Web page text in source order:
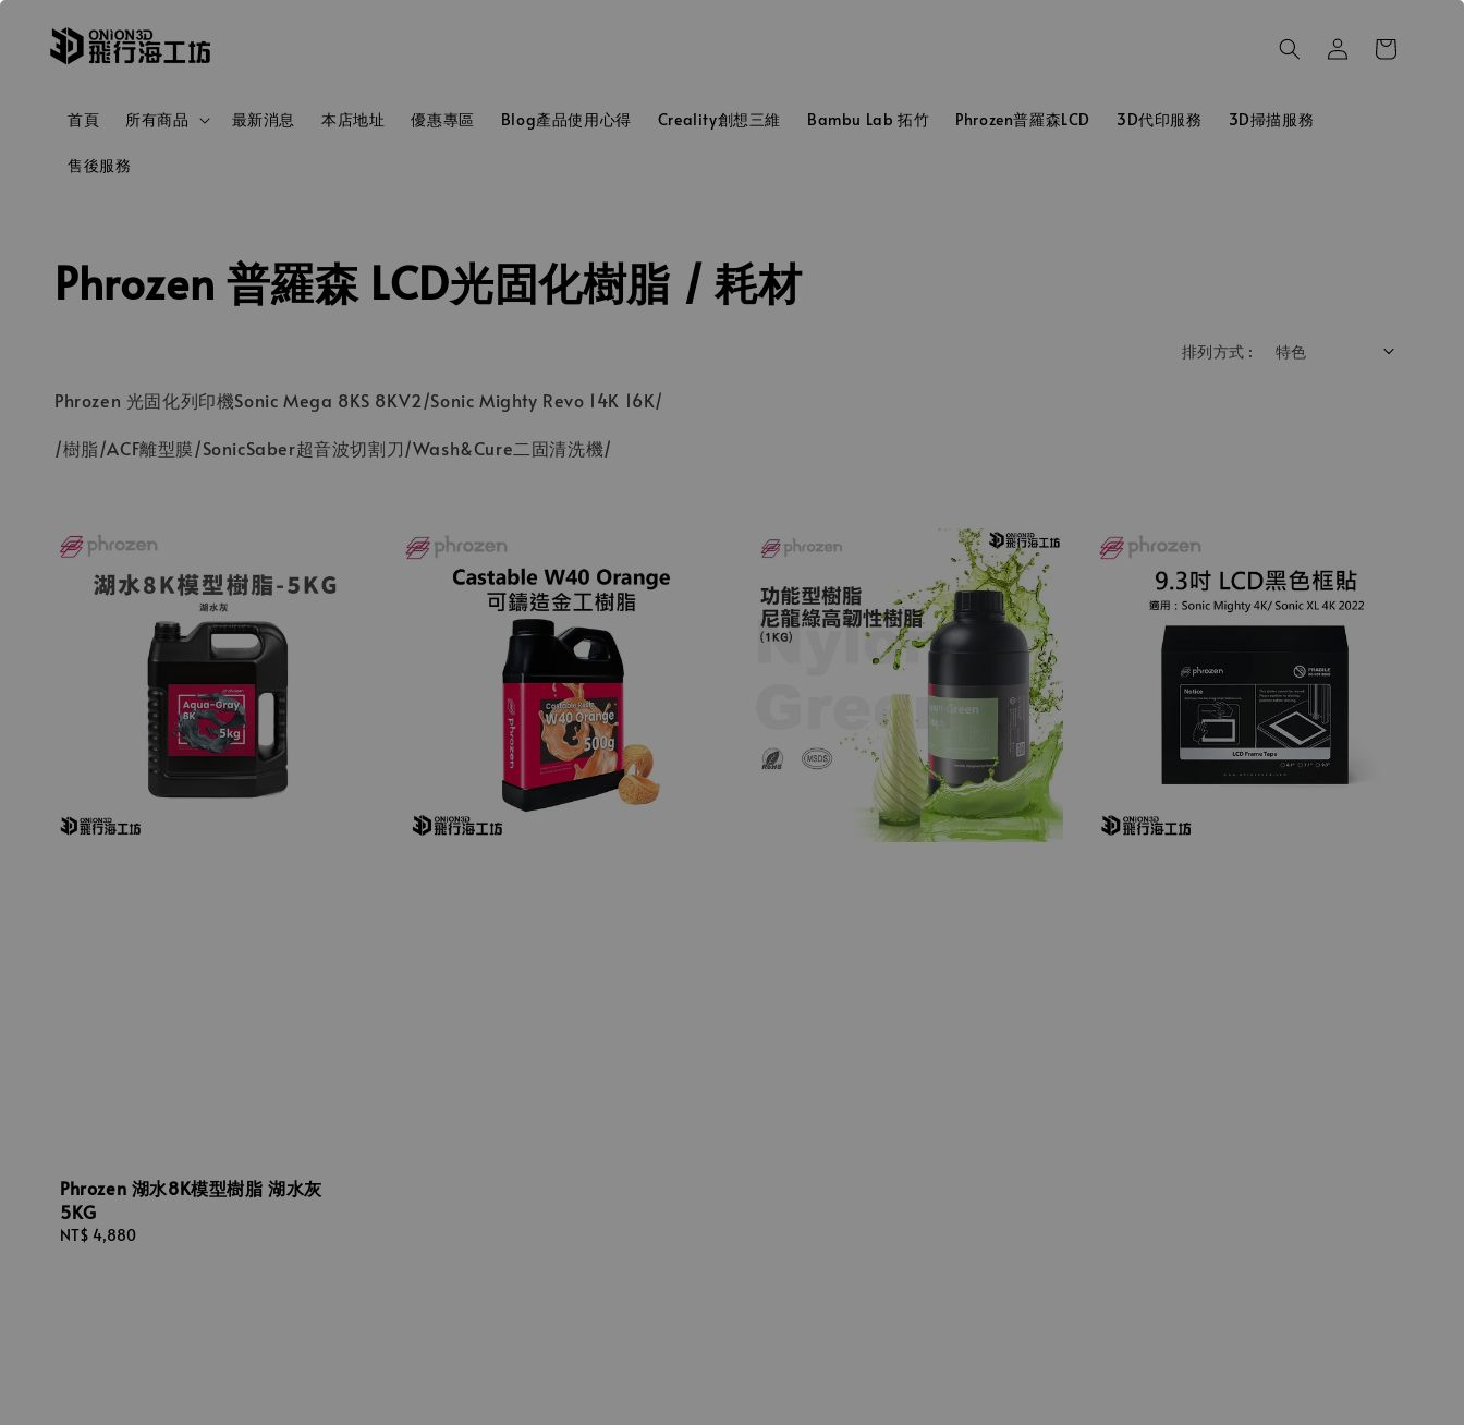
首頁 所有商品 最新消息 本店地址 優惠專區 Blog產品使用心得 Creality創想三維 Bambu Lab 拓竹 Phrozen普羅森LCD 3D代印服務 3D掃描服務
售後服務
Phrozen 普羅森 LCD光固化樹脂 / 耗材
排列方式 :
Phrozen 光固化列印機Sonic Mega 8KS 8KV2/Sonic Mighty Revo 14K 16K/
/樹脂/ACF離型膜/SonicSaber超音波切割刀/Wash&Cure二固清洗機/
Phrozen 湖水8K模型樹脂 湖水灰
5KG
Regular
NT$ 4,880